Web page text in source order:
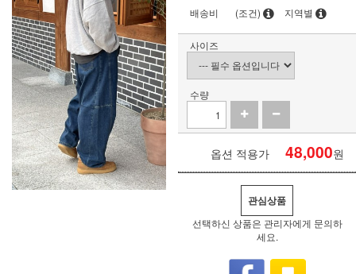
배송비
(조건) 지역별
사이즈
수량
옵션 적용가 48,000원
관심상품
선택하신 상품은 관리자에게 문의하
세요.